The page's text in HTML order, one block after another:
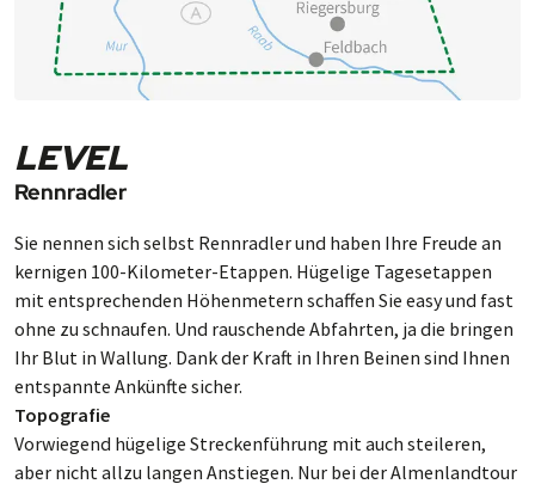
LEVEL
Rennradler
Sie nennen sich selbst Renn­rad­ler und haben Ihre Freude an
ker­ni­gen 100-Kilo­meter-Etappen. Hüge­lige Ta­ges­etap­pen
mit ent­spre­chen­den Hö­hen­me­tern schaffen Sie easy und fast
ohne zu schnaufen. Und rau­schen­de Ab­fahrten, ja die brin­gen
Ihr Blut in Wal­lung. Dank der Kraft in Ihren Bei­nen sind Ihnen
ent­spann­te An­künf­te sicher.
Topografie
Vorwiegend hügelige Streckenführung mit auch steil­eren,
aber nicht allzu langen Anstie­gen. Nur bei der Almen­land­tour